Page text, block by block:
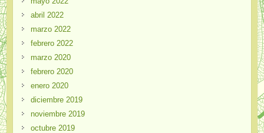
abril 2022
marzo 2022
febrero 2022
marzo 2020
febrero 2020
enero 2020
diciembre 2019
noviembre 2019
octubre 2019